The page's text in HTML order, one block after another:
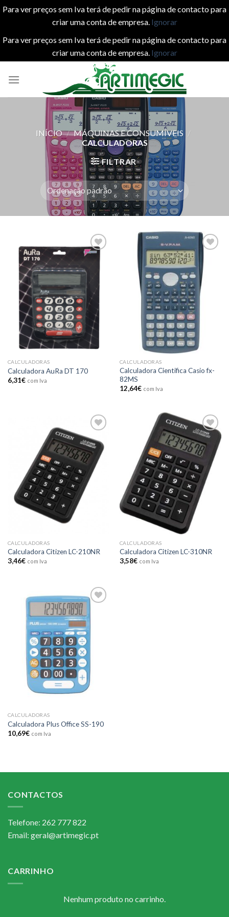
Para ver preços sem Iva terá de pedir na página de contacto para
criar uma conta de empresa. Ignorar
Para ver preços sem Iva terá de pedir na página de contacto para
criar uma conta de empresa. Ignorar
INÍCIO / MÁQUINAS E CONSUMÍVEIS /
CALCULADORAS
FILTRAR
Add to
CALCULADORAS
Calculadora AuRa DT 170
6,31€ com Iva
Add to
wishlist
CALCULADORAS
Calculadora Cientifica Casio fx-
82MS
12,64€ com Iva
Add to
wishlist
CALCULADORAS
Calculadora Citizen LC-210NR
3,46€ com Iva
Add to
wishlist
CALCULADORAS
Calculadora Citizen LC-310NR
3,58€ com Iva
Add to
wishlist
CALCULADORAS
Calculadora Plus Office SS-190
10,69€ com Iva
CONTACTOS
Telefone: 262 777 822
Email: geral@artimegic.pt
CARRINHO
Nenhum produto no carrinho.